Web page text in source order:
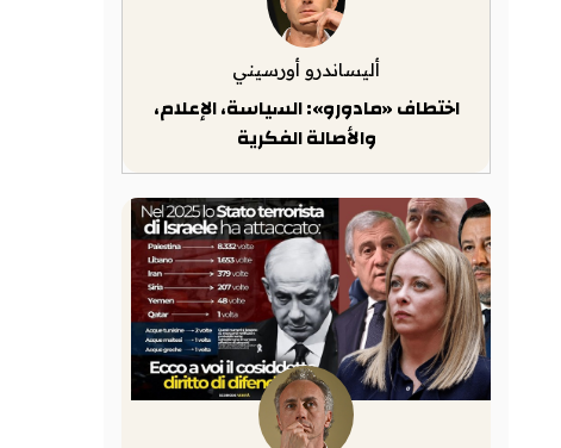
أليساندرو أورسيني
اختطاف «مادورو»: السياسة، الإعلام،
والأصالة الفكرية